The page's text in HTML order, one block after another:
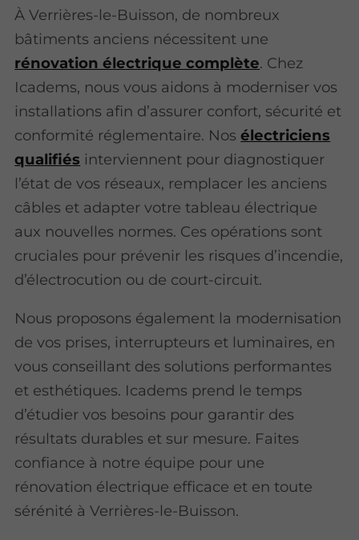
À Verrières-le-Buisson, de nombreux
bâtiments anciens nécessitent une
rénovation électrique complète. Chez
Icadems, nous vous aidons à moderniser vos
installations afin d’assurer confort, sécurité et
conformité réglementaire. Nosélectriciens
qualifiés interviennent pour diagnostiquer
l’état de vos réseaux, remplacer les anciens
câbles et adapter votre tableau électrique
aux nouvelles normes. Ces opérations sont
cruciales pour prévenir les risques d’incendie,
d’électrocution ou de court-circuit.
Nous proposons également la modernisation
de vos prises, interrupteurs et luminaires, en
vous conseillant des solutions performantes
et esthétiques. Icadems prend le temps
d’étudier vos besoins pour garantir des
résultats durables et sur mesure. Faites
confiance à notre équipe pour une
rénovation électrique efficace et en toute
sérénité à Verrières-le-Buisson.